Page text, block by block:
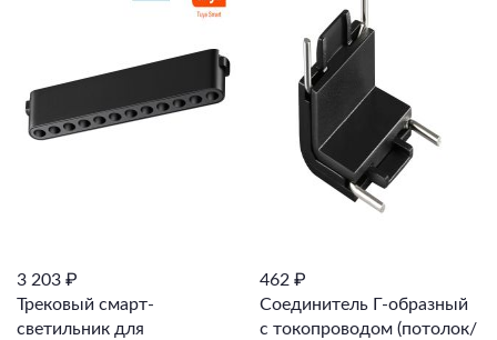
3 203 ₽
Трековый смарт-
светильник для
462 ₽
Соединитель Г-образный
с токопроводом (потолок/